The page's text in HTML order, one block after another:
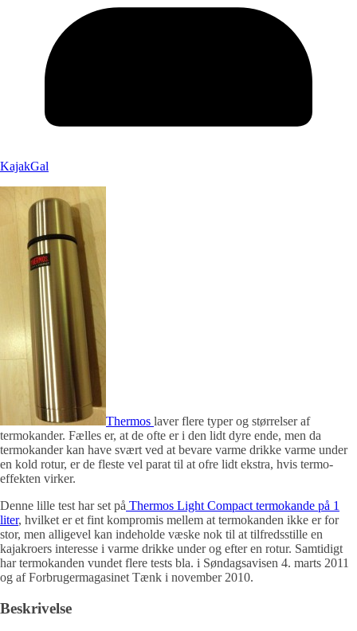
KajakGal
Thermos laver flere typer og størrelser af
termokander. Fælles er, at de ofte er i den lidt dyre ende, men da
termokander kan have svært ved at bevare varme drikke varme under
en kold rotur, er de fleste vel parat til at ofre lidt ekstra, hvis termo-
effekten virker.
Denne lille test har set på Thermos Light Compact termokande på 1
liter, hvilket er et fint kompromis mellem at termokanden ikke er for
stor, men alligevel kan indeholde væske nok til at tilfredsstille en
kajakroers interesse i varme drikke under og efter en rotur. Samtidigt
har termokanden vundet flere tests bla. i Søndagsavisen 4. marts 2011
og af Forbrugermagasinet Tænk i november 2010.
Beskrivelse